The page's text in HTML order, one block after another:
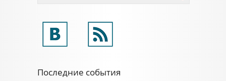
Последние события